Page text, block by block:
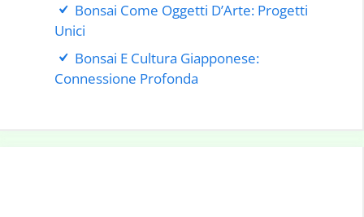
Bonsai Come Oggetti D’Arte: Progetti
Unici
Bonsai E Cultura Giapponese:
Connessione Profonda